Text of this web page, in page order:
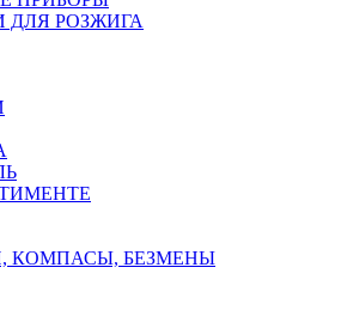
РОЗЖИГА
КОМПАСЫ, БЕЗМЕНЫ